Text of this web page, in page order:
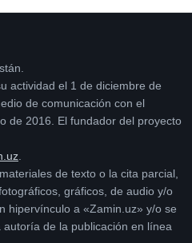
actividad el 1 de diciembre de
de comunicación con el
de 2016. El fundador del proyecto
de texto o la cita parcial,
gráficos, de audio y/o
hipervínculo a «Zamin.uz» y/o se
de la publicación en línea